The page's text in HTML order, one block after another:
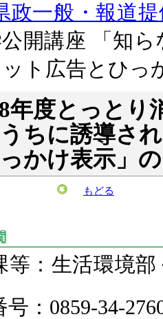
政一般・報道
開講座 「知
ト広告とひっ
年度とっとり
ちに誘導さ
かけ表示」
もどる
等：生活環境
号：0859-34-